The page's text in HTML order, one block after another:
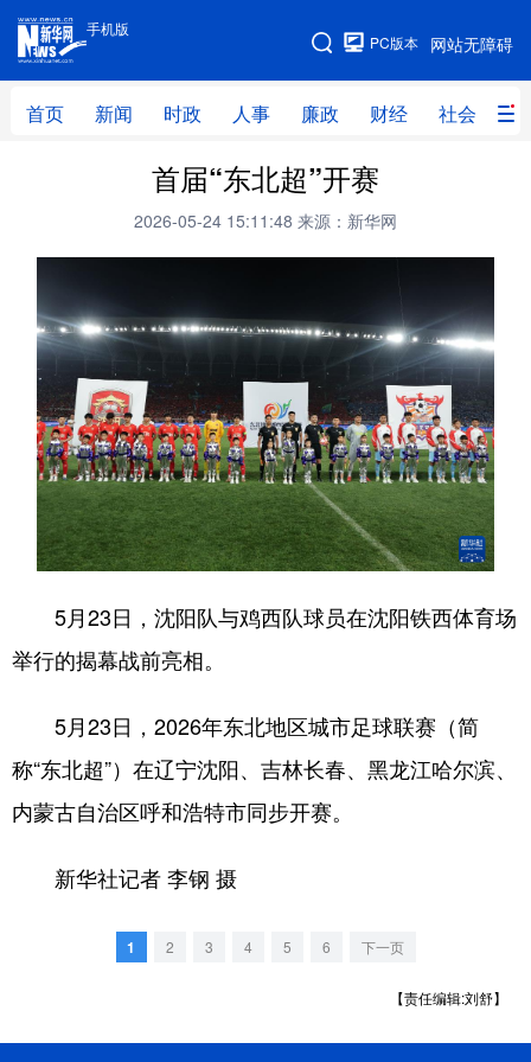
手机版
网站无障碍
PC版本
首页 新闻 时政 人事 廉政 财经 社会 科
手机版
网站地图
新闻 时政
财经 社会
体育 视频 直播 无人机
地方频道
北京 天津 河北 山西
辽宁 吉林 上海 江苏
浙江 安徽 福建 江西
山东 河南 湖北 湖南
广东 广西
四川 贵州 云南 西藏
陕西 甘肃 青海 宁夏
新疆 内蒙古 黑龙江
한국어
首届“东北超”开赛
2026-05-24 15:11:48 来源：新华网
5月23日，沈阳队与鸡西队球员在沈阳铁西体育场
举行的揭幕战前亮相。
5月23日，2026年东北地区城市足球联赛（简
称“东北超”）在辽宁沈阳、吉林长春、黑龙江哈尔滨、
内蒙古自治区呼和浩特市同步开赛。
新华社记者 李钢 摄
1 2 3 4 5 6 下一页
【责任编辑:刘舒】